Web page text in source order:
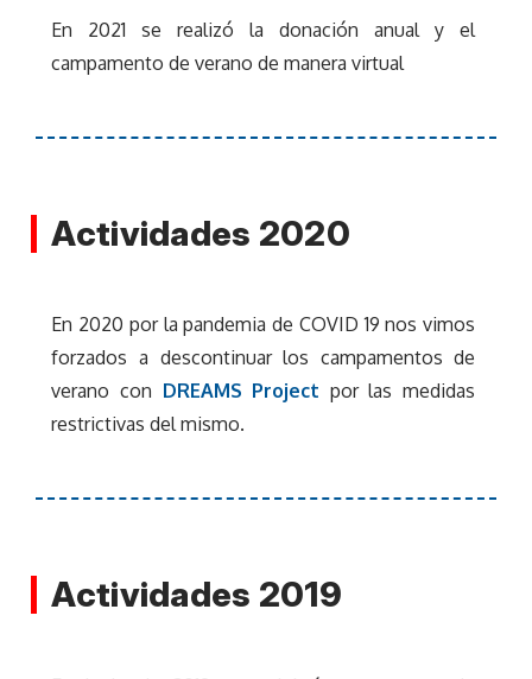
En 2021 se realizó la donación anual y el
campamento de verano de manera virtual
Actividades 2020
En 2020 por la pandemia de COVID 19 nos vimos
forzados a descontinuar los campamentos de
verano con DREAMS Project por las medidas
restrictivas del mismo.
Actividades 2019